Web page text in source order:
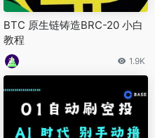
BTC 原生链铸造BRC-20 小白
教程
1.9K